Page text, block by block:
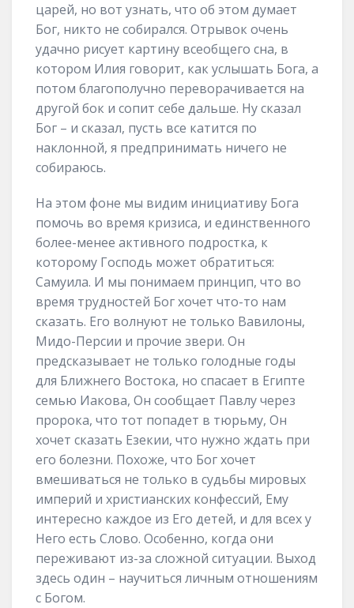
царей, но вот узнать, что об этом думает
Бог, никто не собирался. Отрывок очень
удачно рисует картину всеобщего сна, в
котором Илия говорит, как услышать Бога, а
потом благополучно переворачивается на
другой бок и сопит себе дальше. Ну сказал
Бог – и сказал, пусть все катится по
наклонной, я предпринимать ничего не
собираюсь.
На этом фоне мы видим инициативу Бога
помочь во время кризиса, и единственного
более-менее активного подростка, к
которому Господь может обратиться:
Самуила. И мы понимаем принцип, что во
время трудностей Бог хочет что-то нам
сказать. Его волнуют не только Вавилоны,
Мидо-Персии и прочие звери. Он
предсказывает не только голодные годы
для Ближнего Востока, но спасает в Египте
семью Иакова, Он сообщает Павлу через
пророка, что тот попадет в тюрьму, Он
хочет сказать Езекии, что нужно ждать при
его болезни. Похоже, что Бог хочет
вмешиваться не только в судьбы мировых
империй и христианских конфессий, Ему
интересно каждое из Его детей, и для всех у
Него есть Слово. Особенно, когда они
переживают из-за сложной ситуации. Выход
здесь один – научиться личным отношениям
с Богом.